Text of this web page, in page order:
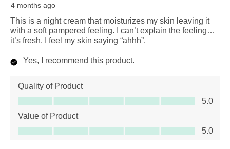
4 months ago
This is a night cream that moisturizes my skin leaving it
with a soft pampered feeling. I can’t explain the feeling…
it’s fresh. I feel my skin saying “ahhh”.
Yes, I recommend this product.
Quality of Product
Quality of Product, 5.0 out of 5
5.0
Value of Product
Value of Product, 5.0 out of 5
5.0